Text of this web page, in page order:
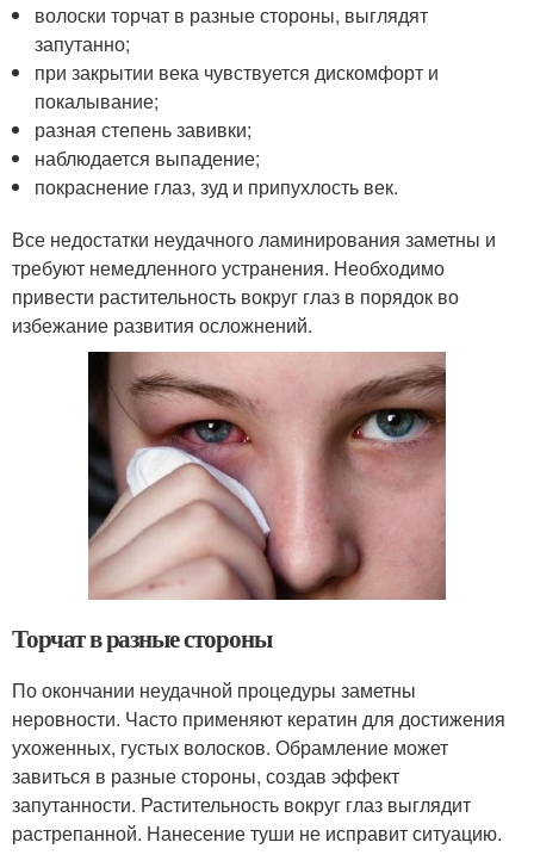
волоски торчат в разные стороны, выглядят
запутанно;
при закрытии века чувствуется дискомфорт и
покалывание;
разная степень завивки;
наблюдается выпадение;
покраснение глаз, зуд и припухлость век.
Все недостатки неудачного ламинирования заметны и
требуют немедленного устранения. Необходимо
привести растительность вокруг глаз в порядок во
избежание развития осложнений.
Торчат в разные стороны
По окончании неудачной процедуры заметны
неровности. Часто применяют кератин для достижения
ухоженных, густых волосков. Обрамление может
завиться в разные стороны, создав эффект
запутанности. Растительность вокруг глаз выглядит
растрепанной. Нанесение туши не исправит ситуацию.